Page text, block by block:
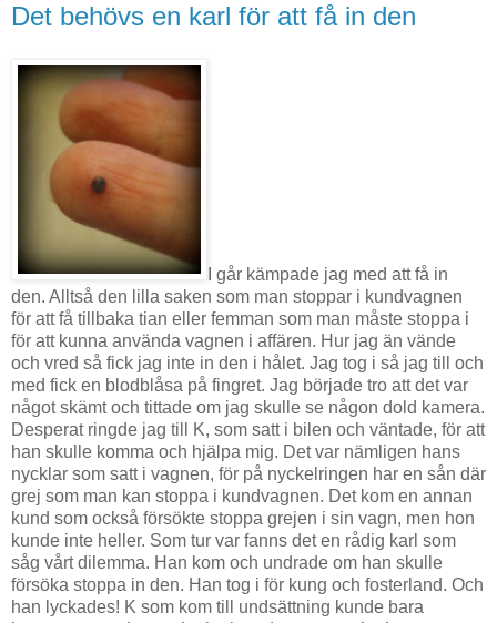
Det behövs en karl för att få in den
I går kämpade jag med att få in
den. Alltså den lilla saken som man stoppar i kundvagnen
för att få tillbaka tian eller femman som man måste stoppa i
för att kunna använda vagnen i affären. Hur jag än vände
och vred så fick jag inte in den i hålet. Jag tog i så jag till och
med fick en blodblåsa på fingret. Jag började tro att det var
något skämt och tittade om jag skulle se någon dold kamera.
Desperat ringde jag till K, som satt i bilen och väntade, för att
han skulle komma och hjälpa mig. Det var nämligen hans
nycklar som satt i vagnen, för på nyckelringen har en sån där
grej som man kan stoppa i kundvagnen. Det kom en annan
kund som också försökte stoppa grejen i sin vagn, men hon
kunde inte heller. Som tur var fanns det en rådig karl som
såg vårt dilemma. Han kom och undrade om han skulle
försöka stoppa in den. Han tog i för kung och fosterland. Och
han lyckades! K som kom till undsättning kunde bara